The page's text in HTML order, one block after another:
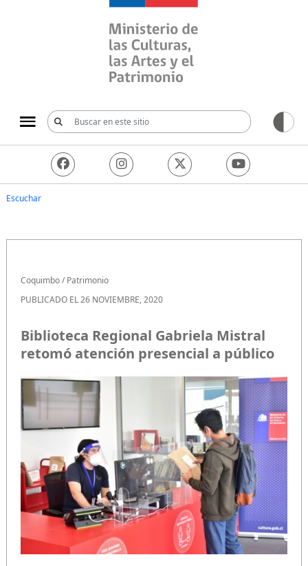
Ministerio de las
Escuchar
Coquimbo/Patrimonio
PUBLICADO EL 26 NOVIEMBRE, 2020
Biblioteca Regional Gabriela Mistral
retomó atención presencial a público